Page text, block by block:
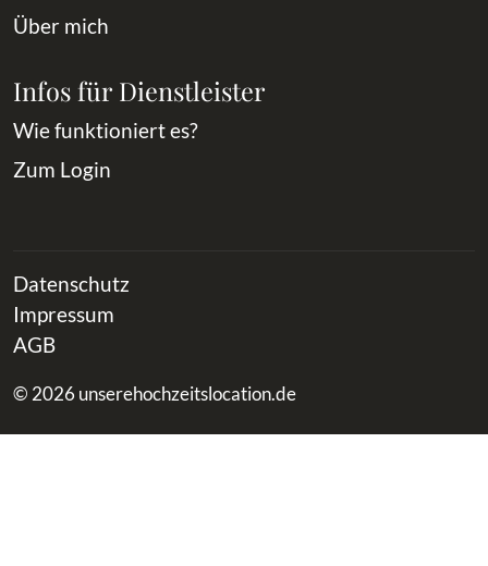
Über mich
Infos für Dienstleister
Wie funktioniert es?
Zum Login
Datenschutz
Impressum
AGB
© 2026 unserehochzeitslocation.de